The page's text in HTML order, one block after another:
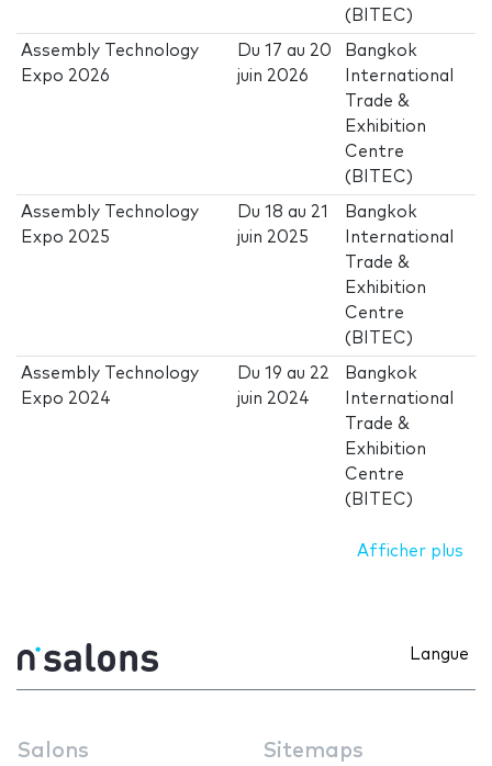
(BITEC)
Assembly Technology
Expo 2026
Du17 au 20
juin 2026
Bangkok
International
Trade &
Exhibition
Centre
(BITEC)
Assembly Technology
Expo 2025
Du18 au 21
juin 2025
Bangkok
International
Trade &
Exhibition
Centre
(BITEC)
Assembly Technology
Expo 2024
Du19 au 22
juin 2024
Bangkok
International
Trade &
Exhibition
Centre
(BITEC)
Afficher plus
Langue
Salons Sitemaps